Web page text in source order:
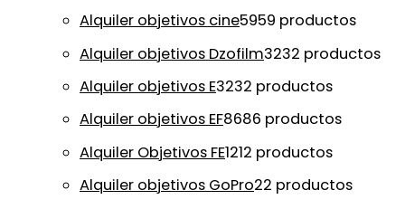
Alquiler objetivos cine5959 productos
Alquiler objetivos Dzofilm3232 productos
Alquiler objetivos E3232 productos
Alquiler objetivos EF8686 productos
Alquiler Objetivos FE1212 productos
Alquiler objetivos GoPro22 productos